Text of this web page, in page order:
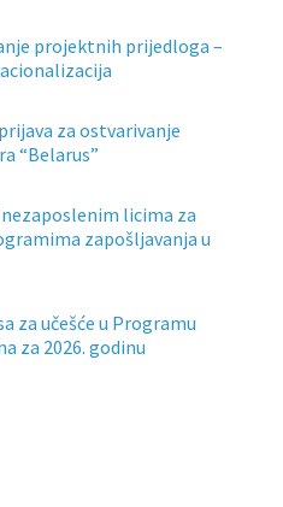
projektnih prijedloga –
za ostvarivanje
“Belarus”
licima za
zapošljavanja u
za učešće u Programu
za 2026. godinu